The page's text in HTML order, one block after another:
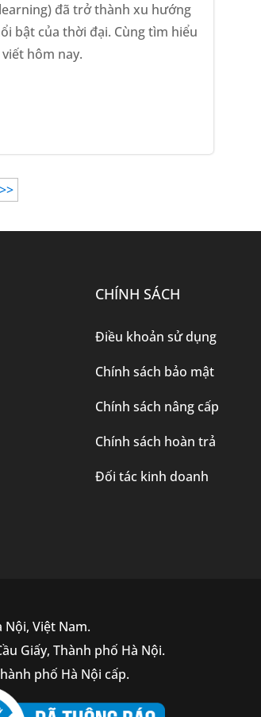
đã trở thành xu hướng
bật của thời đại. Cùng tìm hiểu
hôm nay.
>>
CHÍNH SÁCH
Điều khoản sử dụng
Chính sách bảo mật
Chính sách nâng cấp
Chính sách hoàn trả
Đối tác kinh doanh
Nội, Việt Nam.
Giấy, Thành phố Hà Nội.
phố Hà Nội cấp.